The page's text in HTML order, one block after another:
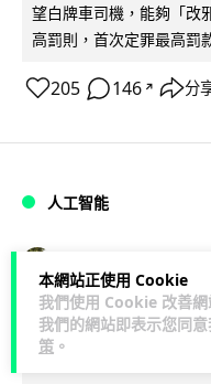
本網站正使用 Cookie
我們使用 Cookie 改善
我們的網站即表示您同
策 。
望白牌車司機，能夠「改
高罰則，首次定罪最高罰
205 146 ↗ 分
人工智能
白宮拒測中國
全框架選擇性執